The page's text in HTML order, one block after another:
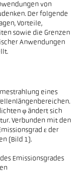
von
Der folgende
Vorteile,
sowie die Grenzen
Anwendungen
eines
φ ändert sich
Verbunden mit den
ε der
(Bild 1).
Emissionsgrades